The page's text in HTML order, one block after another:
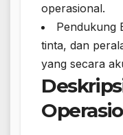
operasional.
Pendukung
tinta, dan
yang secara